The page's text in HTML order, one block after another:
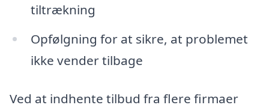
tiltrækning
Opfølgning for at sikre, at problemet
ikke vender tilbage
Ved at indhente tilbud fra flere firmaer